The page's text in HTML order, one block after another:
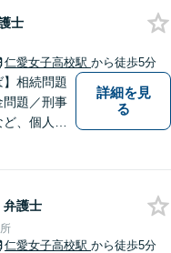
士
仁愛女子高校駅 から徒歩5分
】相続問題
問題／刑事
、個人・
さい。
【完全個
面談可】
詳細を見
る
弁護士
仁愛女子高校駅 から徒歩5分